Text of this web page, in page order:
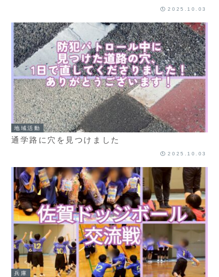
2025.10.03
地域活動
通学路に穴を見つけました
2025.10.03
兵庫